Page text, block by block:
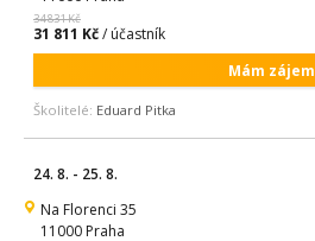
34 831 Kč
31 811 Kč/ účastník
Mám zájem
Školitelé: Eduard Pitka
24. 8. - 25. 8.
Na Florenci 35
11000 Praha